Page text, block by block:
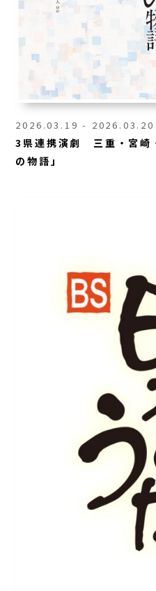
2026.03.19 - 2026.03.20
3県連携演劇 三重・宮崎
の物語」